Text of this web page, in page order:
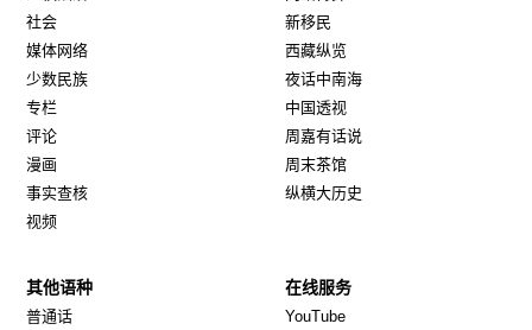
社会
媒体网络
少数民族
专栏
评论
漫画
事实查核
视频
新移民
西藏纵览
夜话中南海
中国透视
周嘉有话说
周末茶馆
纵横大历史
其他语种
普通话
在线服务
YouTube